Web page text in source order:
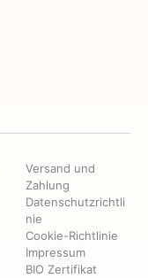
Versand und
Zahlung
Datenschutzrichtli
nie
Cookie-Richtlinie
Impressum
BIO Zertifikat